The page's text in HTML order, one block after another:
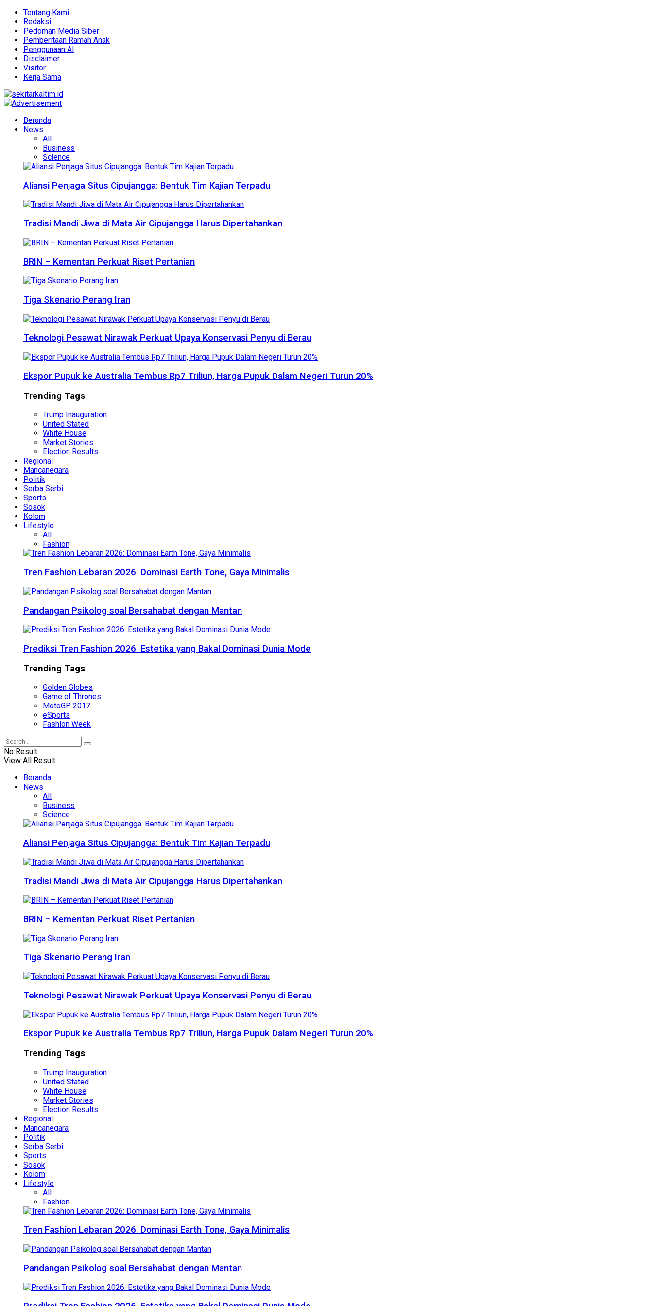
Tentang Kami
Redaksi
Pedoman Media Siber
Pemberitaan Ramah Anak
Penggunaan AI
Disclaimer
Visitor
Kerja Sama
Beranda
News
All
Business
Science
Aliansi Penjaga Situs Cipujangga: Bentuk Tim Kajian Terpadu
Tradisi Mandi Jiwa di Mata Air Cipujangga Harus Dipertahankan
BRIN – Kementan Perkuat Riset Pertanian
Tiga Skenario Perang Iran
Teknologi Pesawat Nirawak Perkuat Upaya Konservasi Penyu di Berau
Ekspor Pupuk ke Australia Tembus Rp7 Triliun, Harga Pupuk Dalam Negeri Turun 20%
Trending Tags
Trump Inauguration
United Stated
White House
Market Stories
Election Results
Regional
Mancanegara
Politik
Serba Serbi
Sports
Sosok
Kolom
Lifestyle
All
Fashion
Tren Fashion Lebaran 2026: Dominasi Earth Tone, Gaya Minimalis
Pandangan Psikolog soal Bersahabat dengan Mantan
Prediksi Tren Fashion 2026: Estetika yang Bakal Dominasi Dunia Mode
Trending Tags
Golden Globes
Game of Thrones
MotoGP 2017
eSports
Fashion Week
No Result
View All Result
Beranda
News
All
Business
Science
Aliansi Penjaga Situs Cipujangga: Bentuk Tim Kajian Terpadu
Tradisi Mandi Jiwa di Mata Air Cipujangga Harus Dipertahankan
BRIN – Kementan Perkuat Riset Pertanian
Tiga Skenario Perang Iran
Teknologi Pesawat Nirawak Perkuat Upaya Konservasi Penyu di Berau
Ekspor Pupuk ke Australia Tembus Rp7 Triliun, Harga Pupuk Dalam Negeri Turun 20%
Trending Tags
Trump Inauguration
United Stated
White House
Market Stories
Election Results
Regional
Mancanegara
Politik
Serba Serbi
Sports
Sosok
Kolom
Lifestyle
All
Fashion
Tren Fashion Lebaran 2026: Dominasi Earth Tone, Gaya Minimalis
Pandangan Psikolog soal Bersahabat dengan Mantan